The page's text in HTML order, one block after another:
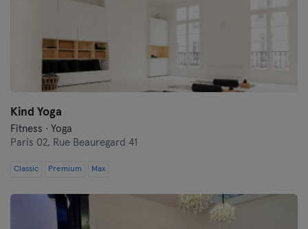
Kind Yoga
Fitness · Yoga
Paris 02, Rue Beauregard 41
Classic Premium Max